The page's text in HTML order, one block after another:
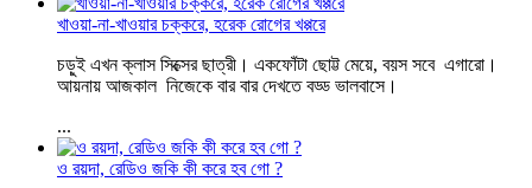
খাওয়া-না-খাওয়ার চক্করে, হরেক রোগের খপ্পরে
চড়ুই এখন ক্লাস সিক্সের ছাত্রী। একফোঁটা ছোট্ট মেয়ে, বয়স সবে এগারো।
আয়নায় আজকাল নিজেকে বার বার দেখতে বড্ড ভালবাসে।
...
ও রয়দা, রেডিও জকি কী করে হব গো ?